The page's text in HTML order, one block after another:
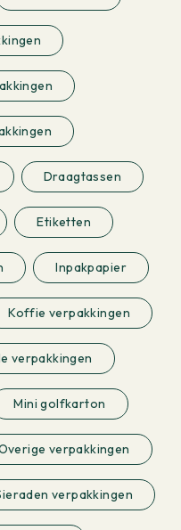
Draagtassen
Etiketten
Inpakpapier
Koffie verpakkingen
verpakkingen
Mini golfkarton
verpakkingen
verpakkingen